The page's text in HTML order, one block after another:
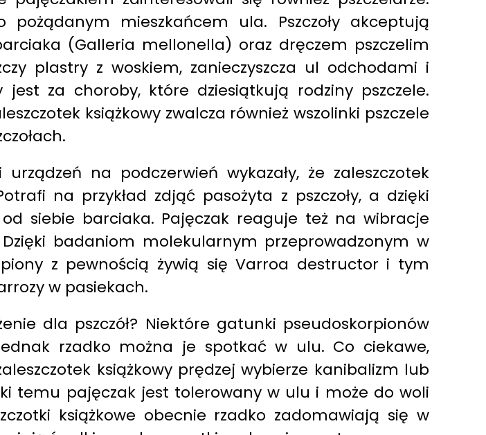
mieszkańcem ula. Pszczoły akceptują
(Galleria mellonella) oraz dręczem pszczelim
plastry z woskiem, zanieczyszcza ul odchodami i
za choroby, które dziesiątkują rodziny pszczele.
książkowy zwalcza również wszolinki pszczele
na podczerwień wykazały, że zaleszczotek
na przykład zdjąć pasożyta z pszczoły, a dzięki
siebie barciaka. Pajęczak reaguje też na wibracje
badaniom molekularnym przeprowadzonym w
z pewnością żywią się Varroa destructor i tym
w pasiekach.
dla pszczół? Niektóre gatunki pseudoskorpionów
rzadko można je spotkać w ulu. Co ciekawe,
książkowy prędzej wybierze kanibalizm lub
temu pajęczak jest tolerowany w ulu i może do woli
książkowe obecnie rzadko zadomawiają się w